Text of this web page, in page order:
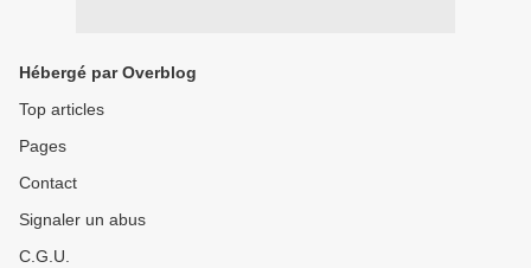
Hébergé par Overblog
Top articles
Pages
Contact
Signaler un abus
C.G.U.